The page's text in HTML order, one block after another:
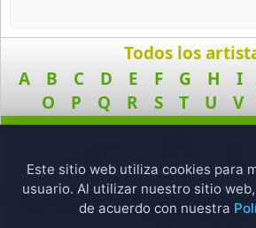
Todos los
A
B C D E F G H I
O
P Q R S T U V
Términos y Condiciones
Política de
Este sitio web no almacena ningún archivo de
2025 FreeMusicas © Todos los derechos
Este sitio web utiliza cookies para
usuario. Al utilizar nuestro sitio
de acuerdo con nuestra